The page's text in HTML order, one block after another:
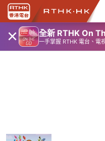
× 全新 RTHK On
一手掌握 RTHK 電台、電